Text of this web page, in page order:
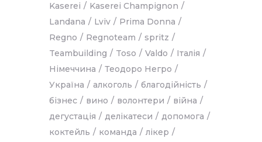
Kaserei
Kaserei Champignon
Landana
Lviv
Prima Donna
Regno
Regnoteam
spritz
Teambuilding
Toso Valdo
Італія
Німеччина
Теодоро Негро
Україна
алкоголь
благодійність
бізнес
вино волонтери
війна
дегустація
делікатеси
допомога
коктейль
команда
лікер